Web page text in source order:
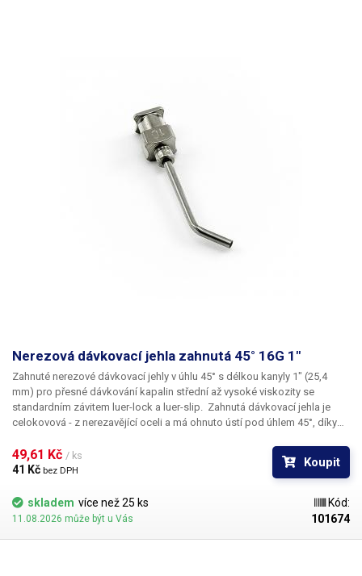
Nerezová dávkovací jehla zahnutá 45° 16G 1"
Zahnuté nerezové dávkovací jehly v úhlu 45° s délkou kanyly 1" (25,4
mm) pro přesné dávkování kapalin střední až vysoké viskozity se
standardním závitem luer-lock a luer-slip. Zahnutá dávkovací jehla je
celokovová - z nerezavějící oceli a má ohnuto ústí pod úhlem 45°, díky
nerezové jehly je vyrobena z ušlechtilé rafinované oceli a při její výrobě je
kladen důraz na kvalitu povrchu a přesné dodržení vnitřních průměrů.
49,61 Kč / ks
41 Kč bez DPH
Koupit
skladem více než 25 ks
11.08.2026 může být u Vás
Kód:
101674